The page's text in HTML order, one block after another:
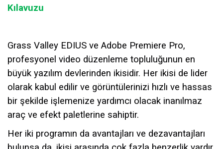
Kılavuzu
Grass Valley EDIUS ve Adobe Premiere Pro,
profesyonel video düzenleme topluluğunun en
büyük yazılım devlerinden ikisidir. Her ikisi de lider
olarak kabul edilir ve görüntülerinizi hızlı ve hassas
bir şekilde işlemenize yardımcı olacak inanılmaz
araç ve efekt paletlerine sahiptir.
Her iki programın da avantajları ve dezavantajları